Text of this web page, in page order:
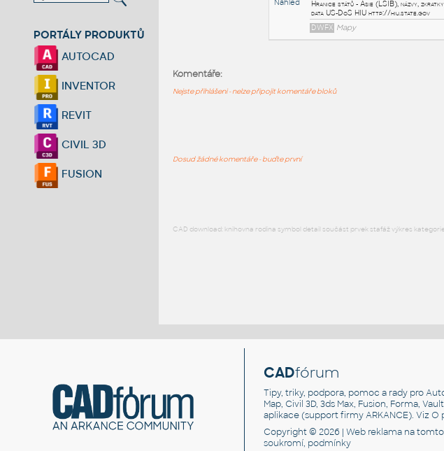
PORTÁLY PRODUKTŮ
AUTOCAD
INVENTOR
REVIT
CIVIL 3D
FUSION
Komentáře:
Nejste přihlášeni - nelze připojit komentáře bloků
Dosud žádné komentáře - buďte první
CAD download: knihovna rodina symbol detail součást prvek stafáž výkres
CADfórum
Tipy, triky, podpora, pomoc a rady pro
Map, Civil 3D, 3ds Max, Fusion, Forma,
aplikace (support firmy ARKANCE). VizO
Copyright © 2026 |Web reklama na
soukromí, podmínky